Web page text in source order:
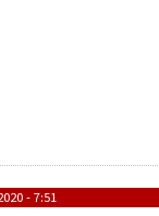
- 7:51